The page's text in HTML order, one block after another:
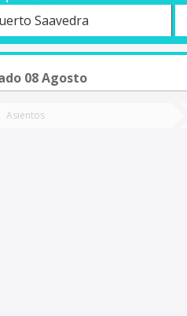
Saavedra
08 Agosto
Asientos